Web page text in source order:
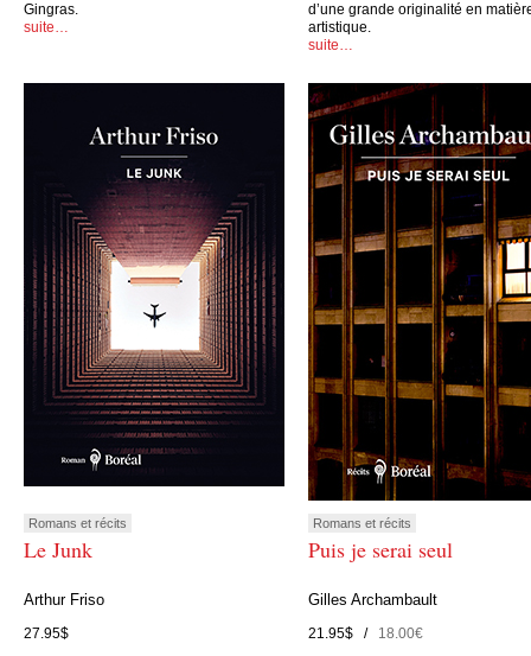
Gingras.
suite…
d’une grande originalité en
artistique.
suite…
Romans et récits
Le Junk
Arthur Friso
27.95$
Romans et récits
Puis je serai seul
Gilles Archambault
21.95$ /18.00€